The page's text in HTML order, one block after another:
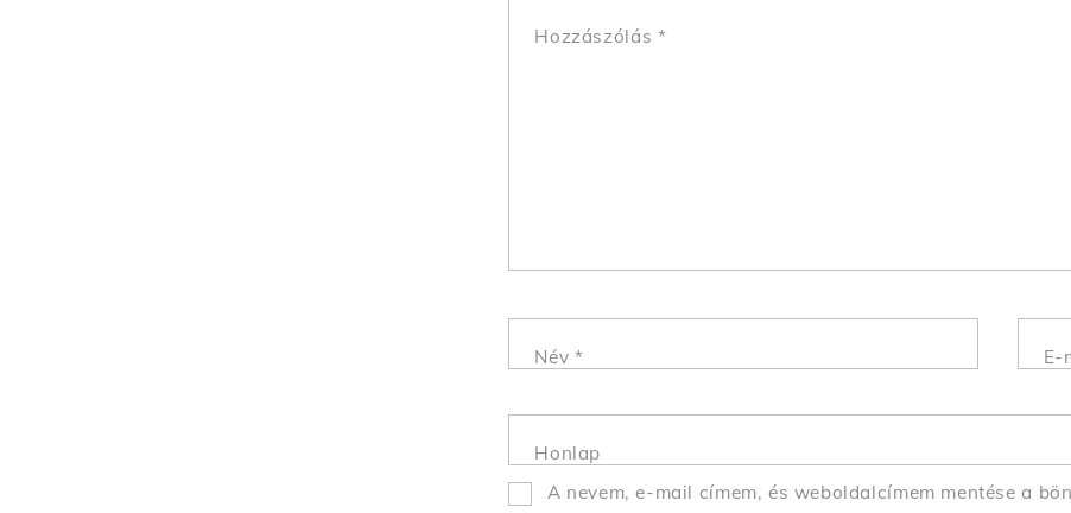
Hozzászólás *
Név * E-
Honlap
A nevem, e-mail címem, és weboldalcímem mentése a